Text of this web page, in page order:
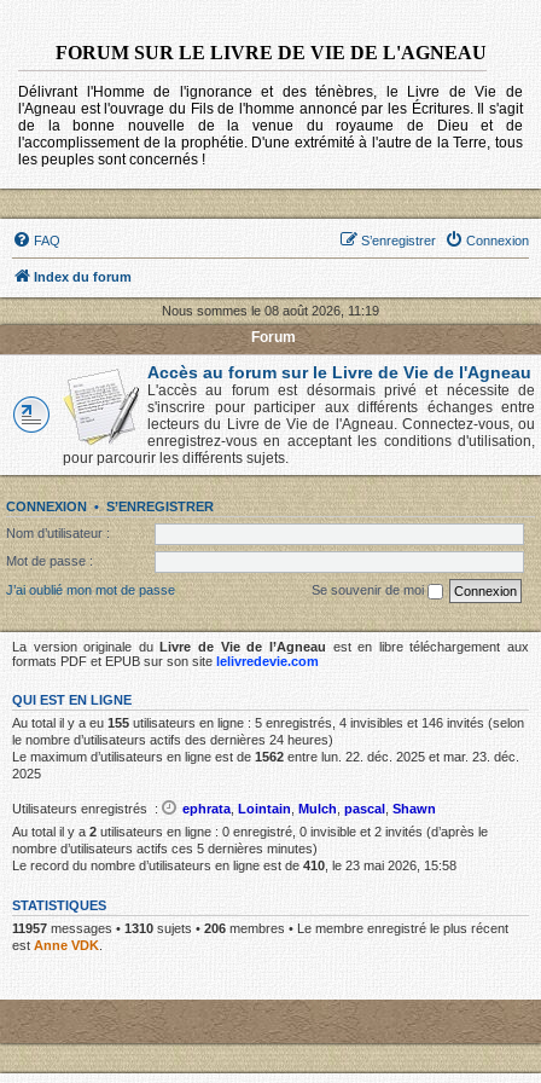
FORUM SUR LE LIVRE DE VIE DE L'AGNEAU
Délivrant l'Homme de l'ignorance et des ténèbres, le Livre de Vie de
l'Agneau est l'ouvrage du Fils de l'homme annoncé par les Écritures. Il s'agit
de la bonne nouvelle de la venue du royaume de Dieu et de
l'accomplissement de la prophétie. D'une extrémité à l'autre de la Terre, tous
les peuples sont concernés !
FAQ Connexion
S’enregistrer
Index du forum
Nous sommes le 08 août 2026, 11:19
Forum
Accès au forum sur le Livre de Vie de l'Agneau
L'accès au forum est désormais privé et nécessite de
s'inscrire pour participer aux différents échanges entre
lecteurs du Livre de Vie de l'Agneau. Connectez-vous, ou
enregistrez-vous en acceptant les conditions d'utilisation,
pour parcourir les différents sujets.
CONNEXION•S’ENREGISTRER
Nom d’utilisateur :
Mot de passe :
J’ai oublié mon mot de passe
Se souvenir de moi
La version originale duLivre de Vie de l’Agneau est en libre téléchargement aux
formats PDF et EPUB sur son site lelivredevie.com
QUI EST EN LIGNE
Au total il y a eu 155 utilisateurs en ligne : 5 enregistrés, 4 invisibles et 146 invités (selon
le nombre d’utilisateurs actifs des dernières 24 heures)
Le maximum d’utilisateurs en ligne est de 1562 entre lun. 22. déc. 2025 et mar. 23. déc.
2025
Utilisateurs enregistrés : ephrata Lointain Mulch pascal Shawn
Au total il y a 2 utilisateurs en ligne : 0 enregistré, 0 invisible et 2 invités (d’après le
nombre d’utilisateurs actifs ces 5 dernières minutes)
Le record du nombre d’utilisateurs en ligne est de 410 , le 23 mai 2026, 15:58
STATISTIQUES
11957 messages • 1310 sujets • 206 membres • Le membre enregistré le plus récent
est Anne VDK